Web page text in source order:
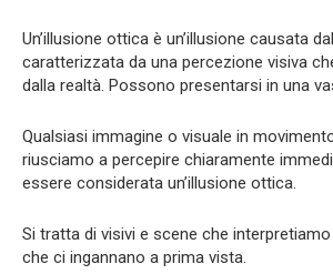
Un’illusione ottica è un’illusione causata
caratterizzata da una percezione visiva
dalla realtà. Possono presentarsi in una
Qualsiasi immagine o visuale in
riusciamo a percepire chiaramente
essere considerata un’illusione ottica.
Si tratta di visivi e scene che
che ci ingannano a prima vista.